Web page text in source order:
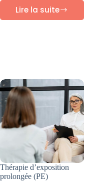
Lire la suite
et
retrouver
confiance
en
soi
?
Thérapie d’exposition
prolongée (PE)